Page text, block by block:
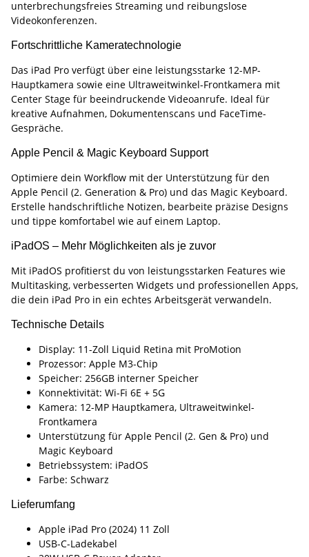
unterbrechungsfreies Streaming und reibungslose
Videokonferenzen.
Fortschrittliche Kameratechnologie
Das iPad Pro verfügt über eine leistungsstarke 12-MP-
Hauptkamera sowie eine Ultraweitwinkel-Frontkamera mit
Center Stage für beeindruckende Videoanrufe. Ideal für
kreative Aufnahmen, Dokumentenscans und FaceTime-
Gespräche.
Apple Pencil & Magic Keyboard Support
Optimiere dein Workflow mit der Unterstützung für den
Apple Pencil (2. Generation & Pro) und das Magic Keyboard.
Erstelle handschriftliche Notizen, bearbeite präzise Designs
und tippe komfortabel wie auf einem Laptop.
iPadOS – Mehr Möglichkeiten als je zuvor
Mit iPadOS profitierst du von leistungsstarken Features wie
Multitasking, verbesserten Widgets und professionellen Apps,
die dein iPad Pro in ein echtes Arbeitsgerät verwandeln.
Technische Details
Display: 11-Zoll Liquid Retina mit ProMotion
Prozessor: Apple M3-Chip
Speicher: 256GB interner Speicher
Konnektivität: Wi-Fi 6E + 5G
Kamera: 12-MP Hauptkamera, Ultraweitwinkel-
Frontkamera
Unterstützung für Apple Pencil (2. Gen & Pro) und
Magic Keyboard
Betriebssystem: iPadOS
Farbe: Schwarz
Lieferumfang
Apple iPad Pro (2024) 11 Zoll
USB-C-Ladekabel